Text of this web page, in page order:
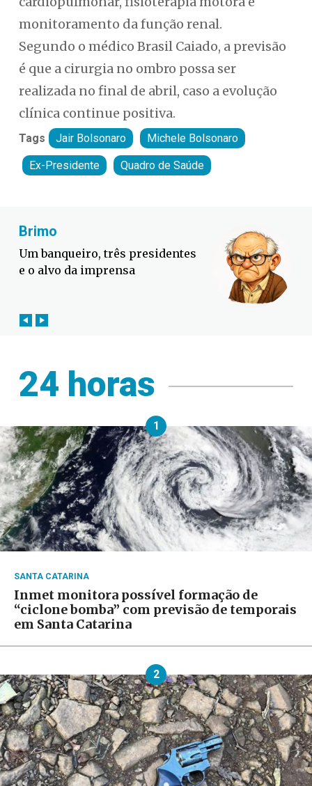
monitoramento da função renal.
Segundo o médico Brasil Caiado, a previsão
é que a cirurgia no ombro possa ser
realizada no final de abril, caso a evolução
clínica continue positiva.
Tags Jair Bolsonaro Michele Bolsonaro
Ex-Presidente Quadro de Saúde
Defesa Civil lança campanha
contra o El Niño em SC
24 horas
1
SANTA CATARINA
Inmet monitora possível formação de
“ciclone bomba” com previsão de temporais
em Santa Catarina
2